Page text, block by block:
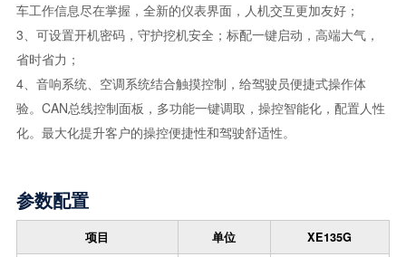
车工作信息尽在掌握，全新的仪表界面，人机交互更加友好；
3、可设置开机密码，守护挖机安全；标配一键启动，高端大气，
省时省力；
4、音响系统、空调系统结合触摸控制，给驾驶员便捷式操作体
验。CAN总线控制面板，多功能一键调取，操控智能化，配置人性
化。最大化提升客户的操控便捷性和驾驶舒适性。
参数配置
项目 单位 XE135G